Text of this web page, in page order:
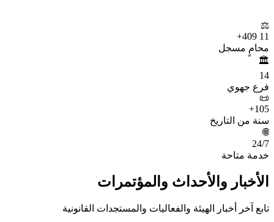
⚖️
11 409
+
محامٍ مسجل
🏛️
14
فرع جهوي
📜
105
+
سنة من التاريخ
🌐
24/7
خدمة متاحة
الأخبار والأحداث والمؤتمرات
تابع آخر أخبار الهيئة والفعاليات والمستجدات القانونية